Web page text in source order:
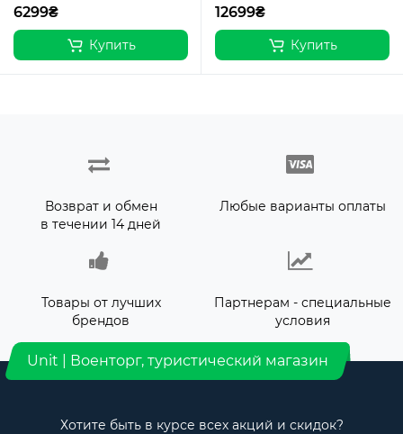
6299₴
Купить
12699₴
Купить
Возврат и обмен
в течении 14 дней
Любые варианты оплаты
Товары от лучших
брендов
Партнерам - специальные
условия
Unit | Военторг, туристический магазин
Хотите быть в курсе всех акций и скидок?